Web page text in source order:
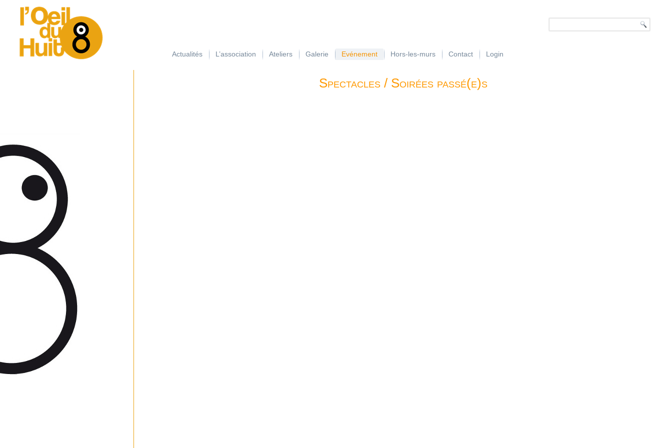
Actualités L’association Ateliers Galerie Evénement Hors-les-murs Contact Login
Spectacles / Soirées passé(e)s